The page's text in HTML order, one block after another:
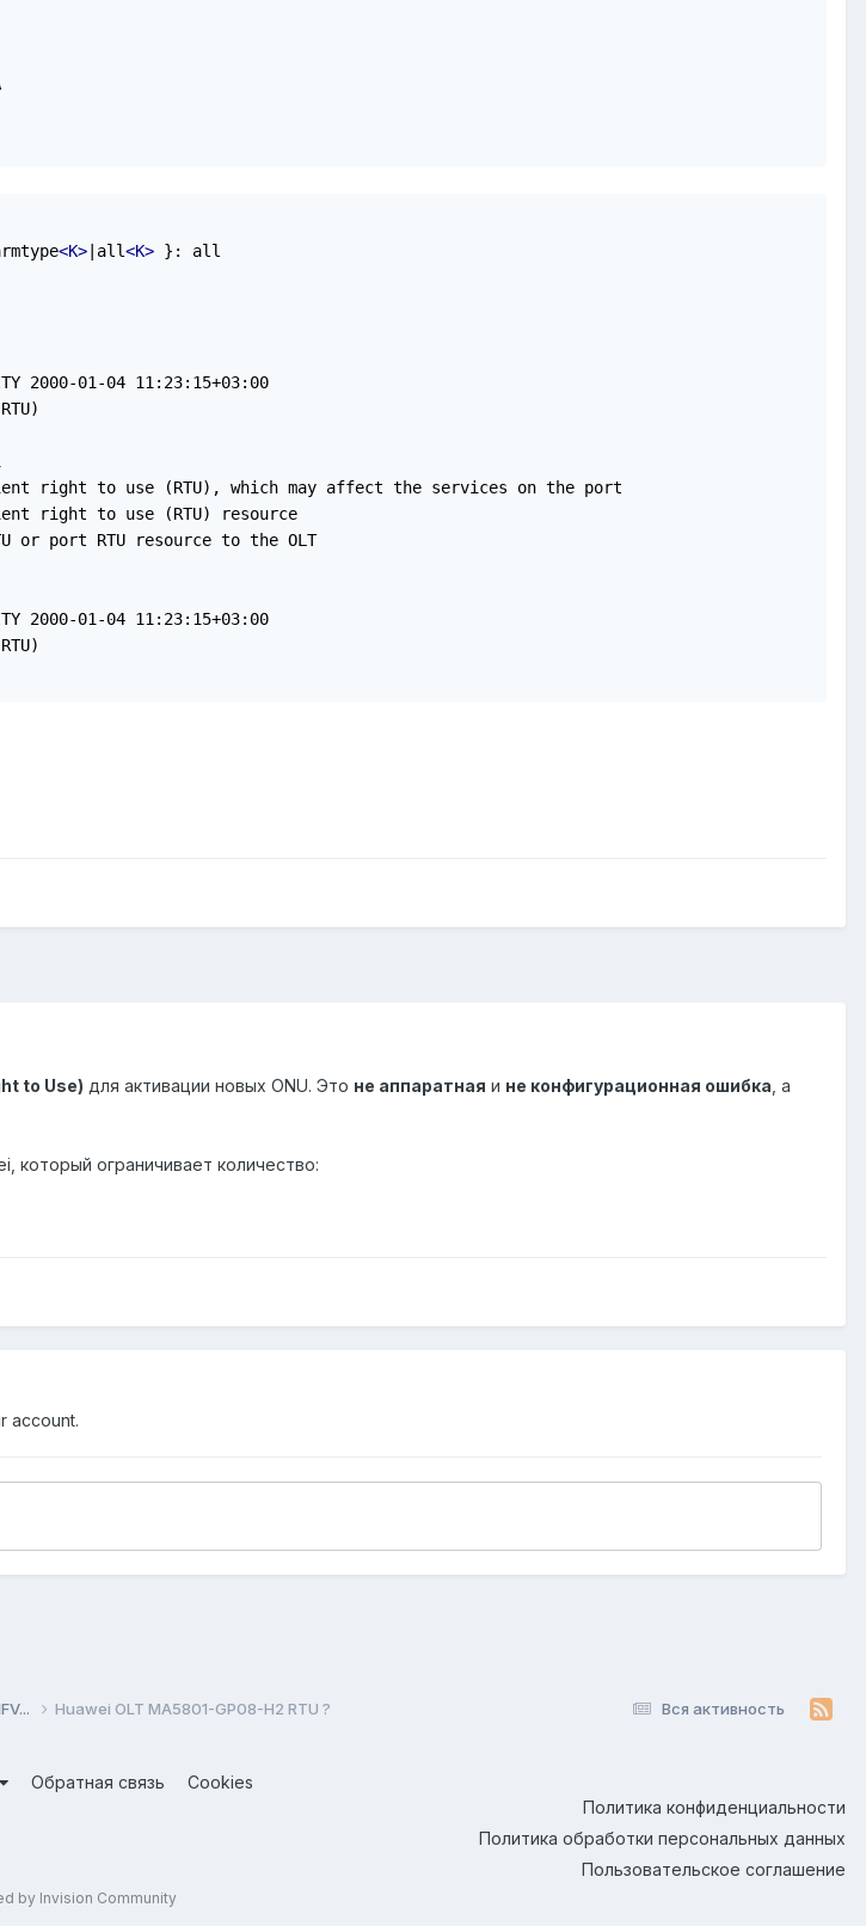
<K> |all<K> }: all
2000-01-04 11:23:15+03:00
right to use (RTU), which may affect the services on the port
right to use (RTU) resource
or port RTU resource to the OLT
2000-01-04 11:23:15+03:00
to Use) для активации новых ONU. Это не аппаратная и не конфигурационная ошибка , а
который ограничивает количество:
account.
Вся активность
Huawei OLT MA5801-GP08-H2 RTU ?
Обратная связь
Cookies
Политика конфиденциальности
Политика обработки персональных данных
Пользовательское соглашение
by Invision Community